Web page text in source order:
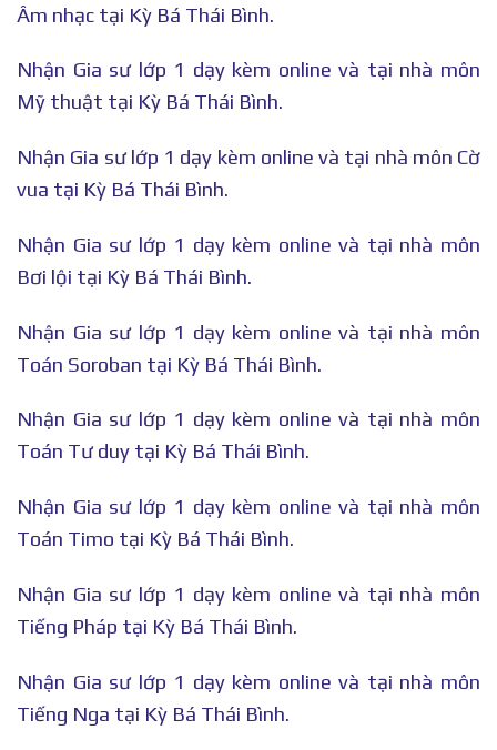
Âm nhạc tại Kỳ Bá Thái Bình.
Nhận Gia sư lớp 1 dạy kèm online và tại nhà môn
Mỹ thuật tại Kỳ Bá Thái Bình.
Nhận Gia sư lớp 1 dạy kèm online và tại nhà môn Cờ
vua tại Kỳ Bá Thái Bình.
Nhận Gia sư lớp 1 dạy kèm online và tại nhà môn
Bơi lội tại Kỳ Bá Thái Bình.
Nhận Gia sư lớp 1 dạy kèm online và tại nhà môn
Toán Soroban tại Kỳ Bá Thái Bình.
Nhận Gia sư lớp 1 dạy kèm online và tại nhà môn
Toán Tư duy tại Kỳ Bá Thái Bình.
Nhận Gia sư lớp 1 dạy kèm online và tại nhà môn
Toán Timo tại Kỳ Bá Thái Bình.
Nhận Gia sư lớp 1 dạy kèm online và tại nhà môn
Tiếng Pháp tại Kỳ Bá Thái Bình.
Nhận Gia sư lớp 1 dạy kèm online và tại nhà môn
Tiếng Nga tại Kỳ Bá Thái Bình.